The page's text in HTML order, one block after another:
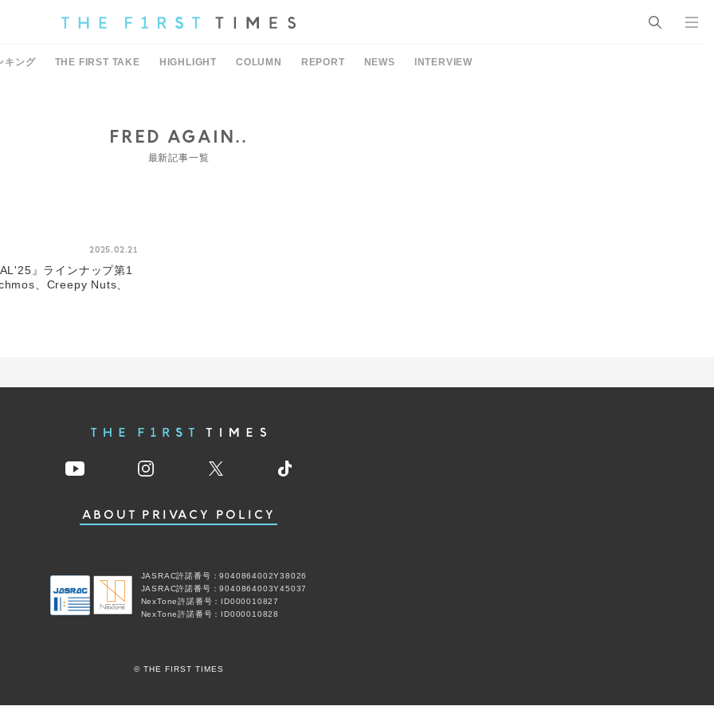
キング THE FIRST TAKE HIGHLIGHT COLUMN REPORT NEWS INTERVIEW
FRED AGAIN..
最新記事一覧
2025.02.21
』ラインナップ第1
、Creepy Nuts、
ABOUT PRIVACY POLICY
JASRAC許諾番号：9040864002Y38026
JASRAC許諾番号：9040864003Y45037
NexTone許諾番号：ID000010827
NexTone許諾番号：ID000010828
© THE FIRST TIMES